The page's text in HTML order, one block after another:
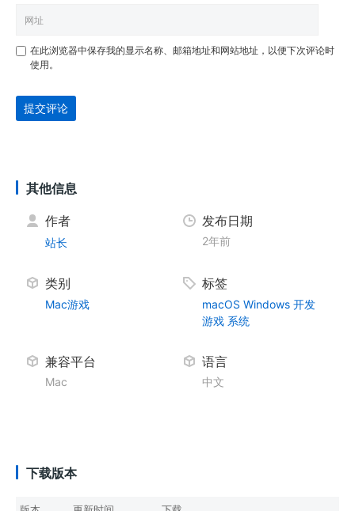
在此浏览器中保存我的显示名称、邮箱地址和网站地址，以便下次评论时
使用。
提交评论
其他信息
作者
站长
发布日期
2年前
类别
Mac游戏
标签
macOS Windows 开发
游戏 系统
兼容平台
Mac
语言
中文
下载版本